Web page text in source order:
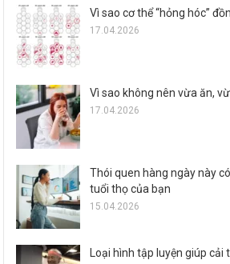
Vì sao cơ thể “hỏng hóc”
17.04.2026
Vì sao không nên vừa ăn,
17.04.2026
Thói quen hàng ngày này
tuổi thọ của bạn
15.04.2026
Loại hình tập luyện giúp cải